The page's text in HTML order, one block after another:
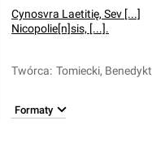
Cynosvra Laetitię, Sev [...]
Nicopolie[n]sis, [...].
Twórca: Tomiecki, Benedykt
Formaty